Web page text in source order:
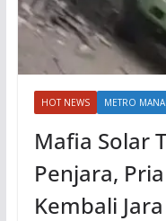
HOT NEWS METRO
Mafia Solar
Penjara,
Kembali